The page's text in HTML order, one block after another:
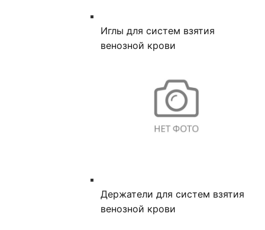
Иглы для систем взятия
венозной крови
Держатели для систем взятия
венозной крови